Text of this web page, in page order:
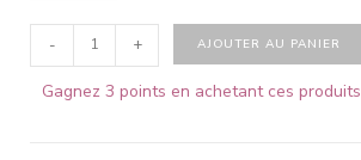
- + AJOUTER AU PANIER
Gagnez 3 points en achetant ces produits